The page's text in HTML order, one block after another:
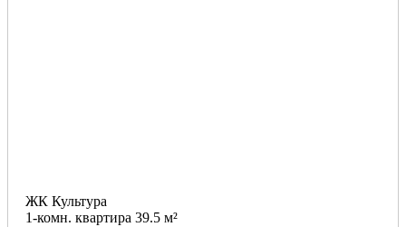
ЖК Культура
1-комн. квартира 39.5 м²